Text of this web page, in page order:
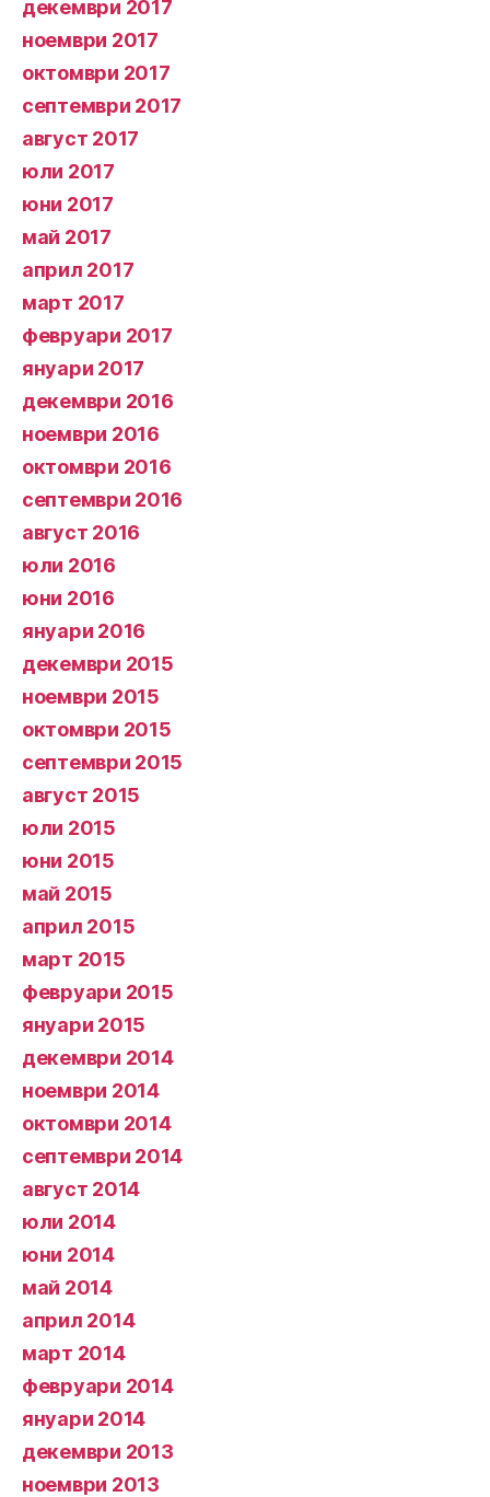
декември 2017
ноември 2017
октомври 2017
септември 2017
август 2017
юли 2017
юни 2017
май 2017
април 2017
март 2017
февруари 2017
януари 2017
декември 2016
ноември 2016
октомври 2016
септември 2016
август 2016
юли 2016
юни 2016
януари 2016
декември 2015
ноември 2015
октомври 2015
септември 2015
август 2015
юли 2015
юни 2015
май 2015
април 2015
март 2015
февруари 2015
януари 2015
декември 2014
ноември 2014
октомври 2014
септември 2014
август 2014
юли 2014
юни 2014
май 2014
април 2014
март 2014
февруари 2014
януари 2014
декември 2013
ноември 2013